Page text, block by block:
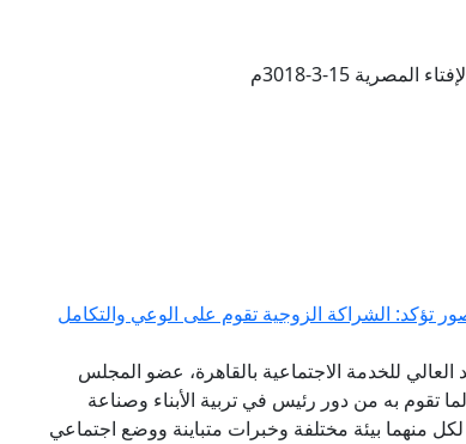
المصرية 15-3-3018م
تؤكد: الشراكة الزوجية تقوم على الوعي والتكامل
للخدمة الاجتماعية بالقاهرة، عضو المجلس
تقوم به من دور رئيس في تربية الأبناء وصناعة
منهما بيئة مختلفة وخبرات متباينة ووضع اجتماعي